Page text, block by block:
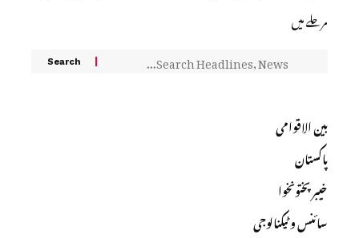
مرحلے میں
بین الاقوامی
پاکستان
خیبرپختونخوا
سائنس و ٹیکنالوجی